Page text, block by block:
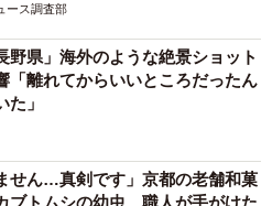
ース調査部
野県」海外のような絶景ショット
「離れてからいいところだったん
た」
せん…真剣です」京都の老舗和菓
トムシの幼虫 職人が手がけた